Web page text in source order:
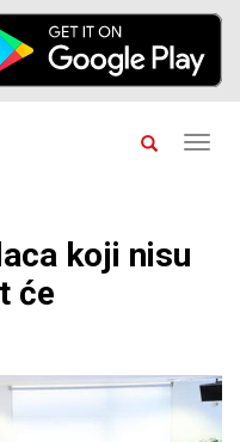
koji nisu
će